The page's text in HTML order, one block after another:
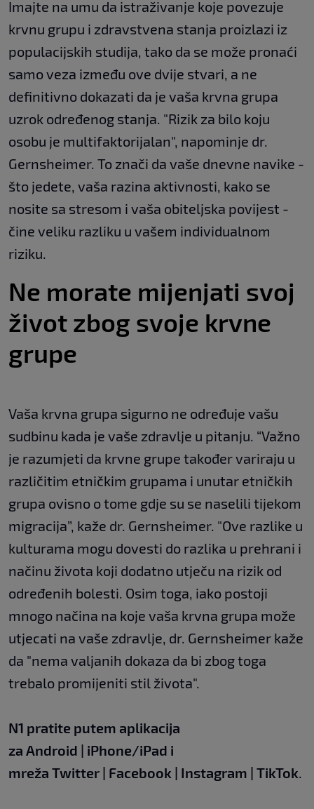
Imajte na umu da istraživanje koje povezuje
krvnu grupu i zdravstvena stanja proizlazi iz
populacijskih studija, tako da se može pronaći
samo veza između ove dvije stvari, a ne
definitivno dokazati da je vaša krvna grupa
uzrok određenog stanja. "Rizik za bilo koju
osobu je multifaktorijalan", napominje dr.
Gernsheimer. To znači da vaše dnevne navike -
što jedete, vaša razina aktivnosti, kako se
nosite sa stresom i vaša obiteljska povijest -
čine veliku razliku u vašem individualnom
riziku.
Ne morate mijenjati svoj
život zbog svoje krvne
grupe
Vaša krvna grupa sigurno ne određuje vašu
sudbinu kada je vaše zdravlje u pitanju. “Važno
je razumjeti da krvne grupe također variraju u
različitim etničkim grupama i unutar etničkih
grupa ovisno o tome gdje su se naselili tijekom
migracija”, kaže dr. Gernsheimer. "Ove razlike u
kulturama mogu dovesti do razlika u prehrani i
načinu života koji dodatno utječu na rizik od
određenih bolesti. Osim toga, iako postoji
mnogo načina na koje vaša krvna grupa može
utjecati na vaše zdravlje, dr. Gernsheimer kaže
da "nema valjanih dokaza da bi zbog toga
trebalo promijeniti stil života".
N1 pratite putem aplikacija
za Android | iPhone/iPad i
mreža Twitter | Facebook | Instagram | TikTok.